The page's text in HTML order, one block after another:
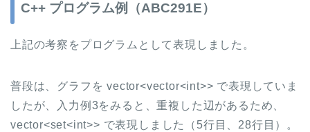
C++ プログラム例（ABC291E）
上記の考察をプログラムとして表現しました。
普段は、グラフを vector<vector<int>> で表現していま
したが、入力例3をみると、重複した辺があるため、
vector<set<int>> で表現しました（5行目、28行目）。